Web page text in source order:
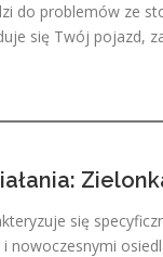
do problemów ze
się Twój pojazd,
się
nowoczesnymi